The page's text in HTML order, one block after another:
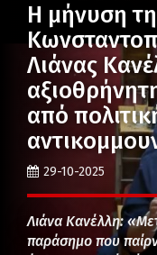
Η μήνυση
Λιάνας
από
29-10-2025
Λιάνα Κανέλλη:
παράσημο που